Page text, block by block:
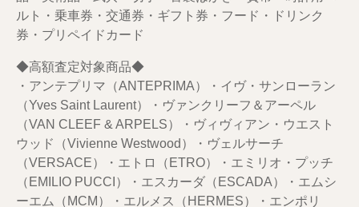
ルト・乗車券・交通券・ギフト券・フード・ドリンク
券・プリペイドカード
◆高額査定対象商品◆
・アンテプリマ（ANTEPRIMA）・イヴ・サンローラン
（Yves Saint Laurent）・ヴァンクリーフ＆アーペル
（VAN CLEEF & ARPELS）・ヴィヴィアン・ウエスト
ウッド（Vivienne Westwood）・ヴェルサーチ
（VERSACE）・エトロ（ETRO）・エミリオ・プッチ
（EMILIO PUCCI）・エスカーダ（ESCADA）・エムシ
ーエム（MCM）・エルメス（HERMES）・エンポリ